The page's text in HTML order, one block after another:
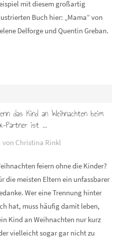
mit diesem großartig
Buch hier: „Mama“ von
Delforge und Quentin Greban.
das Kind an Weihnachten beim
Partner ist ...
von Christina Rinkl
feiern ohne die Kinder?
die meisten Eltern ein unfassbarer
Wer eine Trennung hinter
hat, muss häufig damit leben,
Kind an Weihnachten nur kurz
vielleicht sogar gar nicht zu